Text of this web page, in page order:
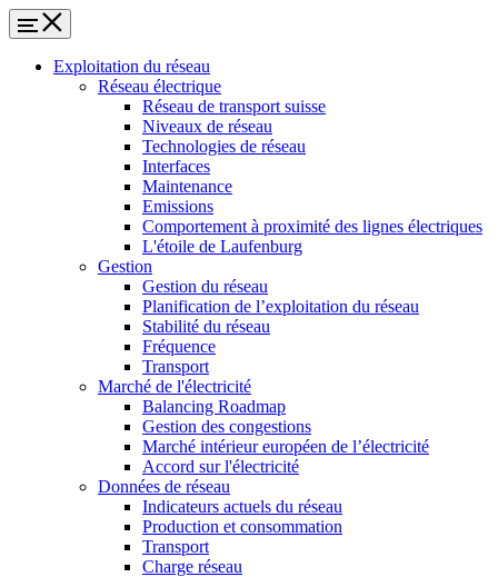
Exploitation du réseau
Réseau électrique
Réseau de transport suisse
Niveaux de réseau
Technologies de réseau
Interfaces
Maintenance
Emissions
Comportement à proximité des lignes électriques
L'étoile de Laufenburg
Gestion
Gestion du réseau
Planification de l’exploitation du réseau
Stabilité du réseau
Fréquence
Transport
Marché de l'électricité
Balancing Roadmap
Gestion des congestions
Marché intérieur européen de l’électricité
Accord sur l'électricité
Données de réseau
Indicateurs actuels du réseau
Production et consommation
Transport
Charge réseau